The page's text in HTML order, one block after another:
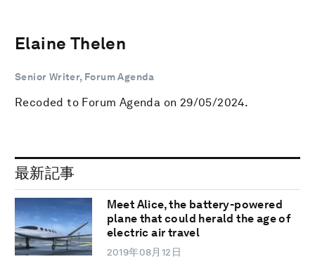
Elaine Thelen
Senior Writer, Forum Agenda
Recoded to Forum Agenda on 29/05/2024.
最新記事
Meet Alice, the battery-powered
plane that could herald the age of
electric air travel
2019年08月12日